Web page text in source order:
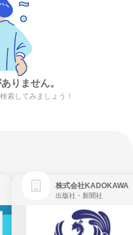
りません。
索してみましょう！
株式会社KADOKAWA
出版社・新聞社